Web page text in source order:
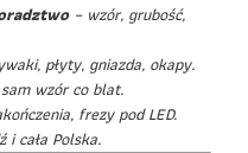
– wzór, grubość,
płyty, gniazda, okapy.
wzór co blat.
frezy pod LED.
i cała Polska.